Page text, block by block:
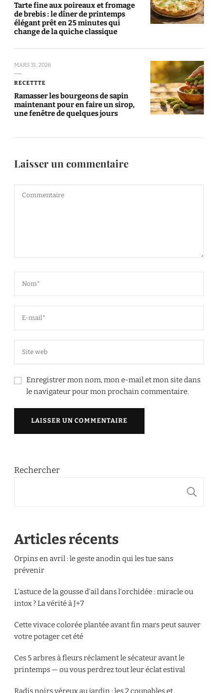
Tarte fine aux poireaux et fromage
de brebis : le dîner de printemps
élégant prêt en 25 minutes qui
change de la quiche classique
MARS 31, 2026
RECETTTE
Ramasser les bourgeons de sapin
maintenant pour en faire un sirop,
une fenêtre de quelques jours
Laisser un commentaire
Enregistrer mon nom, mon e-mail et mon site dans
le navigateur pour mon prochain commentaire.
Rechercher
Articles récents
Orpins en avril : le geste anodin qui les tue sans
prévenir
L’astuce de la gousse d’ail dans l’orchidée : miracle ou
intox ? La vérité à J+7
Cette vivace colorée plantée avant fin mars peut sauver
votre potager cet été
Ces 5 arbres à fleurs réclament le sécateur avant le
printemps — ou vous perdrez tout leur éclat estival
Radis noirs véreux au jardin : les 2 coupables et